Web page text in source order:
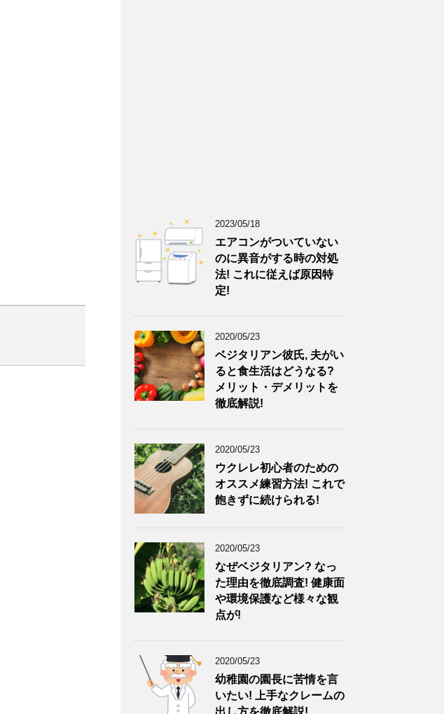
2023/05/18
エアコンがついていない
のに異音がする時の対処
法! これに従えば原因特
定!
2020/05/23
ベジタリアン彼氏, 夫がい
ると食生活はどうなる?
メリット・デメリットを
徹底解説!
2020/05/23
ウクレレ初心者のための
オススメ練習方法! これで
飽きずに続けられる!
2020/05/23
なぜベジタリアン? なっ
た理由を徹底調査! 健康面
や環境保護など様々な観
点が!
2020/05/23
幼稚園の園長に苦情を言
いたい! 上手なクレームの
出し方を徹底解説!